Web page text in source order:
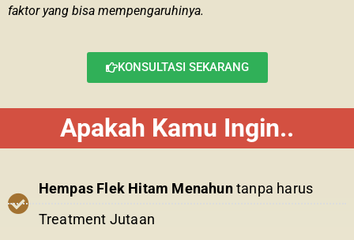
faktor yang bisa mempengaruhinya.
KONSULTASI SEKARANG
Apakah Kamu Ingin..
Hempas Flek Hitam Menahuntanpa harus
Treatment Jutaan